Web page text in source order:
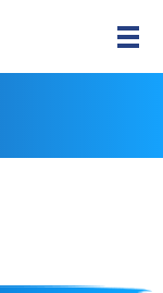
メ